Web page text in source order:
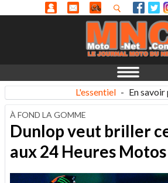
L'essentiel - En savoir
À FOND LA GOMME
Dunlop veut briller
aux 24 Heures